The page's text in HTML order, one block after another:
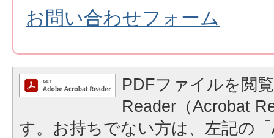
お問い合わせフォーム
PDFファイルを閲
Reader（Acrobat
す。お持ちでない方は、左記の